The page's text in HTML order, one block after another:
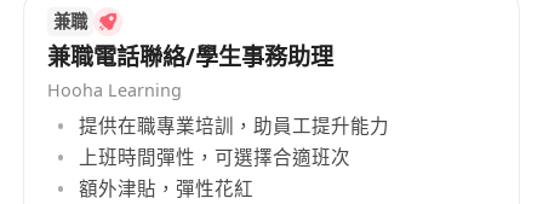
兼職
兼職電話聯絡/學生事務助理
Hooha Learning
提供在職專業培訓，助員工提升能力
上班時間彈性，可選擇合適班次
額外津貼，彈性花紅